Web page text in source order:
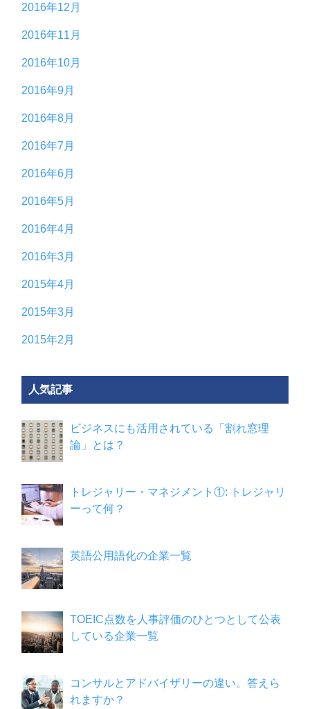
2016年12月
2016年11月
2016年10月
2016年9月
2016年8月
2016年7月
2016年6月
2016年5月
2016年4月
2016年3月
2015年4月
2015年3月
2015年2月
人気記事
ビジネスにも活用されている「割れ窓理
論」とは？
トレジャリー・マネジメント①: トレジャリ
ーって何？
英語公用語化の企業一覧
TOEIC点数を人事評価のひとつとして公表
している企業一覧
コンサルとアドバイザリーの違い。答えら
れますか？